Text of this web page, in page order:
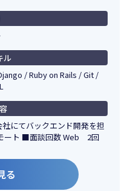
ル
/ Ruby on Rails / Git /
にてバックエンド開発を担
ート ■面談回数 Web 2回
る